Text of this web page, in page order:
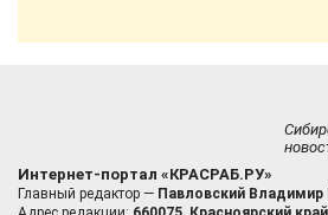
Интернет-портал «КРАСРАБ.РУ»
Главный редактор — Павловский Владимир